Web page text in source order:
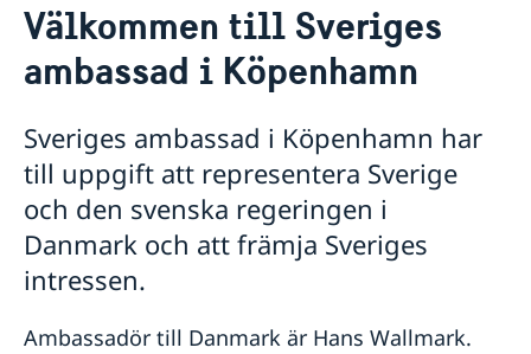
Kontakt/Öppettider
Om oss/Konsulat
Praktik på ambassaden
Residenset
Dataskyddspolicy
Ambassaden samarbetar med
Business Sweden
Dansk-Svensk Kulturfond
Svenska kyrkan
Öresunddirekt
Så stöttar vi svenska företag
Vi är en resurs för svenska företag
Team Sweden
Så kan du få stöd
Svenska företag i Danmark
Anmäl handelshinder
Välkommen till Sveriges
ambassad i Köpenhamn
Sveriges ambassad i Köpenhamn har
till uppgift att representera Sverige
och den svenska regeringen i
Danmark och att främja Sveriges
intressen.
Ambassadör till Danmark är Hans Wallmark.